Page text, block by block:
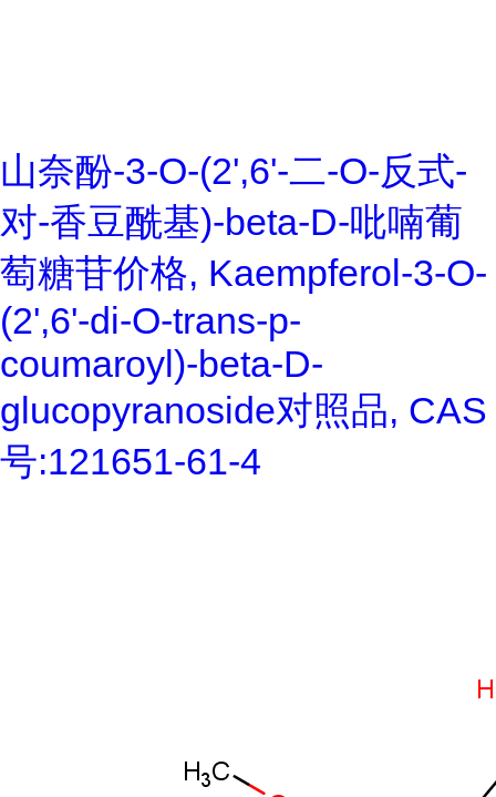
山奈酚-3-O-(2',6'-二-O-反式-
对-香豆酰基)-beta-D-吡喃葡
萄糖苷价格, Kaempferol-3-O-
(2',6'-di-O-trans-p-
coumaroyl)-beta-D-
glucopyranoside对照品, CAS
号:121651-61-4